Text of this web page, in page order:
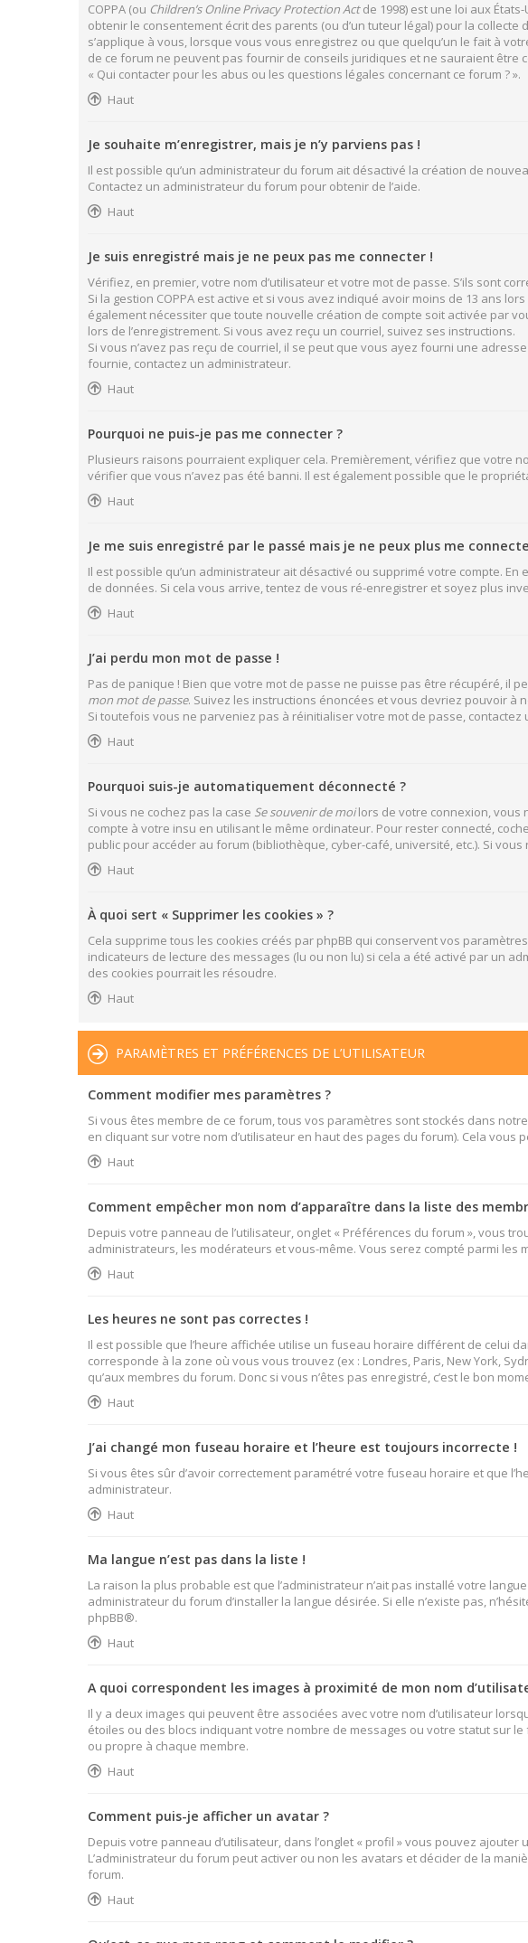
COPPA (ou Children’s Online Privacy Protection Actde 1998) est une loi aux
obtenir le consentement écrit des parents (ou d’un tuteur légal) pour la
s’applique à vous, lorsque vous vous enregistrez ou que quelqu’un le fait à
de ce forum ne peuvent pas fournir de conseils juridiques et ne sauraient être
« Qui contacter pour les abus ou les questions légales concernant ce forum ? ».
Haut
Je souhaite m’enregistrer, mais je n’y parviens pas !
Il est possible qu’un administrateur du forum ait désactivé la création de
Contactez un administrateur du forum pour obtenir de l’aide.
Haut
Je suis enregistré mais je ne peux pas me connecter !
Vérifiez, en premier, votre nom d’utilisateur et votre mot de passe. S’ils sont
Si la gestion COPPA est active et si vous avez indiqué avoir moins de 13 ans
également nécessiter que toute nouvelle création de compte soit activée par
lors de l’enregistrement. Si vous avez reçu un courriel, suivez ses instructions.
Si vous n’avez pas reçu de courriel, il se peut que vous ayez fourni une
fournie, contactez un administrateur.
Haut
Pourquoi ne puis-je pas me connecter ?
Plusieurs raisons pourraient expliquer cela. Premièrement, vérifiez que votre
vérifier que vous n’avez pas été banni. Il est également possible que le
Haut
Je me suis enregistré par le passé mais je ne peux plus me
Il est possible qu’un administrateur ait désactivé ou supprimé votre compte.
de données. Si cela vous arrive, tentez de vous ré-enregistrer et soyez plus
Haut
J’ai perdu mon mot de passe !
Pas de panique ! Bien que votre mot de passe ne puisse pas être récupéré, il
mon mot de passe. Suivez les instructions énoncées et vous devriez pouvoir à
Si toutefois vous ne parveniez pas à réinitialiser votre mot de passe,
Haut
Pourquoi suis-je automatiquement déconnecté ?
Si vous ne cochez pas la case Se souvenir de moilors de votre connexion, vous
compte à votre insu en utilisant le même ordinateur. Pour rester connecté,
public pour accéder au forum (bibliothèque, cyber-café, université, etc.). Si
Haut
À quoi sert « Supprimer les cookies » ?
Cela supprime tous les cookies créés par phpBB qui conservent vos
indicateurs de lecture des messages (lu ou non lu) si cela a été activé par un
des cookies pourrait les résoudre.
Haut
PARAMÈTRES ET PRÉFÉRENCES DE L’UTILISATEUR
Comment modifier mes paramètres ?
Si vous êtes membre de ce forum, tous vos paramètres sont stockés dans
en cliquant sur votre nom d’utilisateur en haut des pages du forum). Cela
Haut
Comment empêcher mon nom d’apparaître dans la liste des
Depuis votre panneau de l’utilisateur, onglet « Préférences du forum », vous
administrateurs, les modérateurs et vous-même. Vous serez compté parmi les
Haut
Les heures ne sont pas correctes !
Il est possible que l’heure affichée utilise un fuseau horaire différent de celui
corresponde à la zone où vous vous trouvez (ex : Londres, Paris, New York,
qu’aux membres du forum. Donc si vous n’êtes pas enregistré, c’est le bon
Haut
J’ai changé mon fuseau horaire et l’heure est toujours incorrecte !
Si vous êtes sûr d’avoir correctement paramétré votre fuseau horaire et que
administrateur.
Haut
Ma langue n’est pas dans la liste !
La raison la plus probable est que l’administrateur n’ait pas installé votre
administrateur du forum d’installer la langue désirée. Si elle n’existe pas,
phpBB®.
Haut
A quoi correspondent les images à proximité de mon nom
Il y a deux images qui peuvent être associées avec votre nom d’utilisateur
étoiles ou des blocs indiquant votre nombre de messages ou votre statut sur
ou propre à chaque membre.
Haut
Comment puis-je afficher un avatar ?
Depuis votre panneau d’utilisateur, dans l’onglet « profil » vous pouvez
L’administrateur du forum peut activer ou non les avatars et décider de la
forum.
Haut